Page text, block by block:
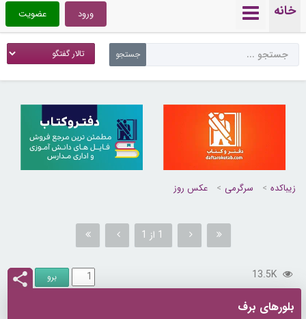
خانه عضویت ورود
زیباکده سرگرمی عکس روز
1 از 1
13.5K
بلورهای برف